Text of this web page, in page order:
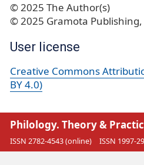
© 2025 The Author(s)
© 2025 Gramota Publishing,
User license
Creative Commons
BY 4.0)
Philology. Theory &
ISSN 2782-4543 (online) ISSN 1997-